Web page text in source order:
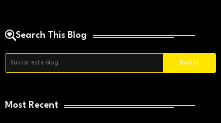
Search This Blog
Most Recent